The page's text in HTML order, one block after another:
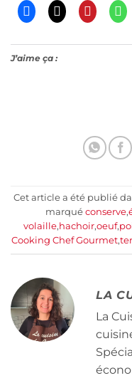
J’aime ça :
Cet article a été publié
marqué conserve,
volaille,hachoir,oeuf,
Cooking Chef Gourmet,
LA
La